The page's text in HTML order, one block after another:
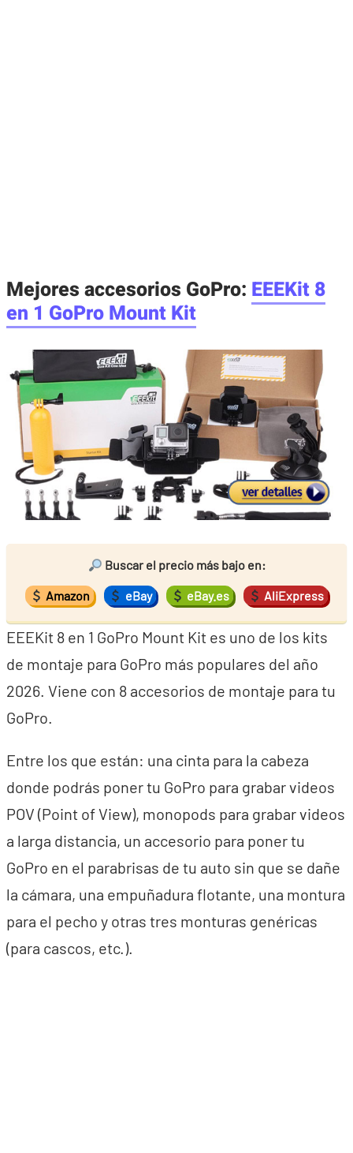
Mejores accesorios GoPro: EEEKit 8
en 1 GoPro Mount Kit
Buscar el precio más bajo en:
Amazon eBay eBay.es AliExpress
EEEKit 8 en 1 GoPro Mount Kit es uno de los kits
de montaje para GoPro más populares del año
2026. Viene con 8 accesorios de montaje para tu
GoPro.
Entre los que están: una cinta para la cabeza
donde podrás poner tu GoPro para grabar videos
POV (Point of View), monopods para grabar videos
a larga distancia, un accesorio para poner tu
GoPro en el parabrisas de tu auto sin que se dañe
la cámara, una empuñadura flotante, una montura
para el pecho y otras tres monturas genéricas
(para cascos, etc.).